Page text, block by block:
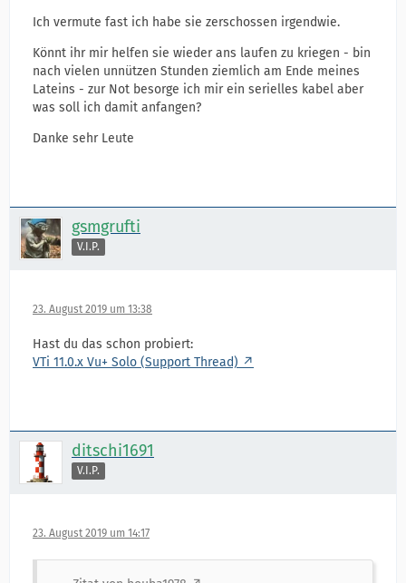
Ich vermute fast ich habe sie zerschossen irgendwie.
Könnt ihr mir helfen sie wieder ans laufen zu kriegen - bin
nach vielen unnützen Stunden ziemlich am Ende meines
Lateins - zur Not besorge ich mir ein serielles kabel aber
was soll ich damit anfangen?
Danke sehr Leute
gsmgrufti
V.I.P.
23. August 2019 um 13:38
Hast du das schon probiert:
VTi 11.0.x Vu+ Solo (Support Thread)
ditschi1691
V.I.P.
23. August 2019 um 14:17